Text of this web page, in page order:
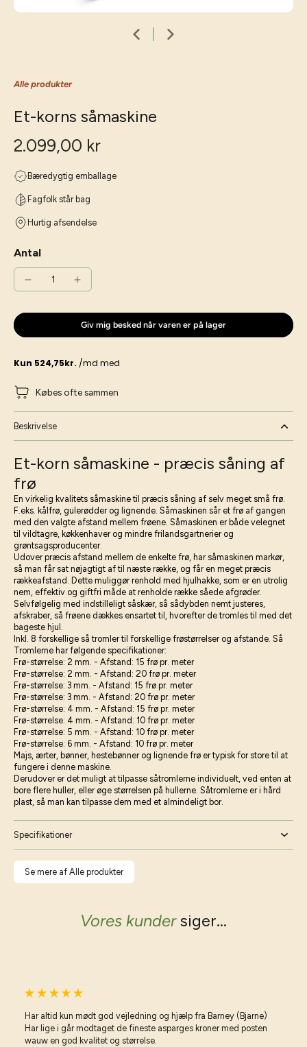
Alle produkter
Et-korns såmaskine
2.099,00 kr
Bæredygtig emballage
Fagfolk står bag
Hurtig afsendelse
Antal
Giv mig besked når varen er på lager
Købes ofte sammen
Beskrivelse
Et-korn såmaskine - præcis såning af
frø
En virkelig kvalitets såmaskine til præcis såning af selv meget små frø.
F.eks. kålfrø, gulerødder og lignende. Såmaskinen sår et frø af gangen
med den valgte afstand mellem frøene. Såmaskinen er både velegnet
til vildtagre, køkkenhaver og mindre frilandsgartnerier og
grøntsagsproducenter.
Udover præcis afstand mellem de enkelte frø, har såmaskinen markør,
så man får sat nøjagtigt af til næste række, og får en meget præcis
rækkeafstand. Dette muliggør renhold med hjulhakke, som er en utrolig
nem, effektiv og giftfri måde at renholde række såede afgrøder.
Selvfølgelig med indstilleligt såskær, så sådybden nemt justeres,
afskraber, så frøene dækkes ensartet til, hvorefter de tromles til med det
bageste hjul.
Inkl. 8 forskellige så tromler til forskellige frøstørrelser og afstande. Så
Tromlerne har følgende specifikationer:
Frø-størrelse: 2 mm. - Afstand: 15 frø pr. meter
Frø-størrelse: 2 mm. - Afstand: 20 frø pr. meter
Frø-størrelse: 3 mm. - Afstand: 15 frø pr. meter
Frø-størrelse: 3 mm. - Afstand: 20 frø pr. meter
Frø-størrelse: 4 mm. - Afstand: 15 frø pr. meter
Frø-størrelse: 4 mm. - Afstand: 10 frø pr. meter
Frø-størrelse: 5 mm. - Afstand: 10 frø pr. meter
Frø-størrelse: 6 mm. - Afstand: 10 frø pr. meter
Majs, ærter, bønner, hestebønner og lignende frø er typisk for store til at
fungere i denne maskine.
Derudover er det muligt at tilpasse såtromlerne individuelt, ved enten at
bore flere huller, eller øge størrelsen på hullerne. Såtromlerne er i hård
plast, så man kan tilpasse dem med et almindeligt bor.
Specifikationer
Se mere af Alle produkter
Vores kundersiger...
Har altid kun mødt god vejledning og hjælp fra Barney (Bjarne)
Har lige i går modtaget de fineste asparges kroner med posten
wauw en god kvalitet og størrelse.